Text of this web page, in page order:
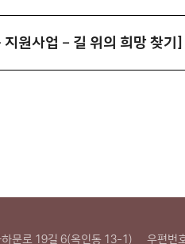
원사업 – 길 위의 희망 찾
하문로 19길 6(옥인동 13-1) 우편번